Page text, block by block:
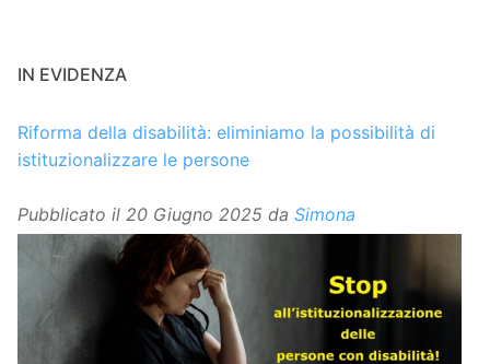
IN EVIDENZA
Riforma della disabilità: eliminiamo la possibilità di
istituzionalizzare le persone
Pubblicato il 20 Giugno 2025 da Simona